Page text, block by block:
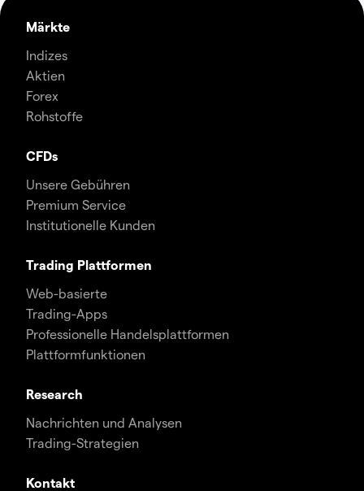
Märkte
Indizes
Aktien
Forex
Rohstoffe
CFDs
Unsere Gebühren
Premium Service
Institutionelle Kunden
Trading Plattformen
Web-basierte
Trading-Apps
Professionelle Handelsplattformen
Plattformfunktionen
Research
Nachrichten und Analysen
Trading-Strategien
Kontakt